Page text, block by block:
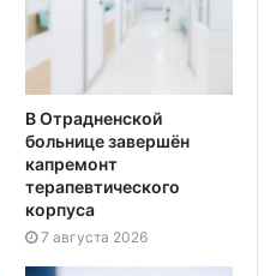
В Отрадненской
больнице завершён
капремонт
терапевтического
корпуса
7 августа 2026